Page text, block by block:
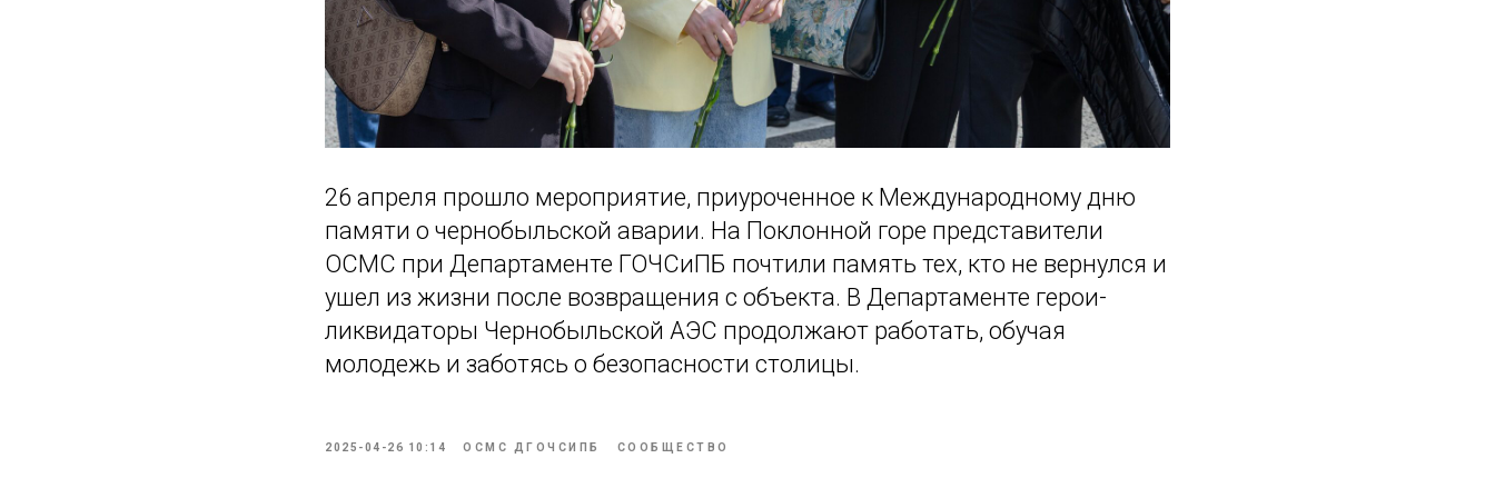
26 апреля прошло мероприятие, приуроченное к Международному дню
памяти о чернобыльской аварии. На Поклонной горе представители
ОСМС при Департаменте ГОЧСиПБ почтили память тех, кто не вернулся и
ушел из жизни после возвращения с объекта. В Департаменте герои-
ликвидаторы Чернобыльской АЭС продолжают работать, обучая
молодежь и заботясь о безопасности столицы.
2025-04-26 10:14 ОСМС ДГОЧСИПБ СООБЩЕСТВО